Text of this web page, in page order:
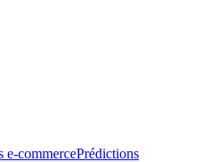
e-commercePrédictions